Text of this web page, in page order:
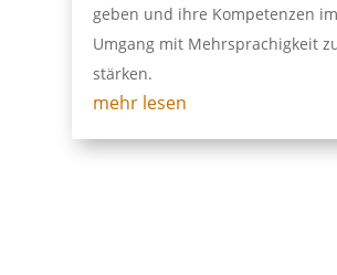
geben und ihre Kompetenzen im
Umgang mit Mehrsprachigkeit
stärken.
mehr lesen